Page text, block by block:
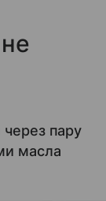
пару
масла